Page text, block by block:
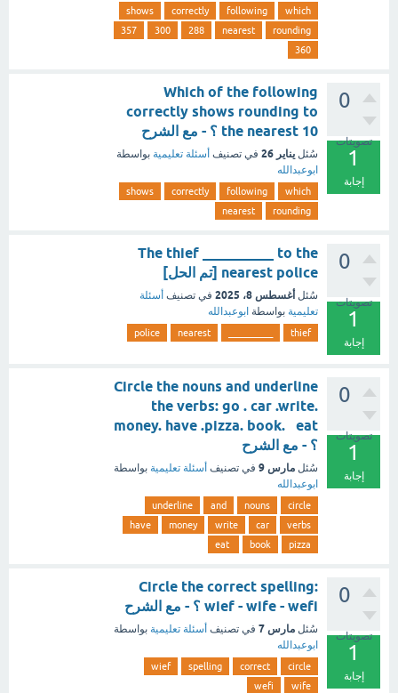
which
following
correctly
shows
rounding
nearest
288
300
357
360
0
تصويتات
1
إجابة
Which of the following
correctly shows rounding to
the nearest 10 ؟ - مع الشرح
سُئل يناير 26 في تصنيف أسئلة تعليمية بواسطة
ابوعبدالله
which
following
correctly
shows
rounding
nearest
0
تصويتات
1
إجابة
The thief __________ to the
nearest police [تم الحل]
سُئل أغسطس 8، 2025 في تصنيف أسئلة
تعليمية بواسطة ابوعبدالله
thief
nearest
police
0
تصويتات
1
إجابة
Circle the nouns and underline
the verbs: go . car .write.
money. have .pizza. book. eat
؟ - مع الشرح
سُئل مارس 9 في تصنيف أسئلة تعليمية بواسطة
ابوعبدالله
circle
nouns
and
underline
verbs
car
write
money
have
pizza
book
0
تصويتات
1
إجابة
Circle the correct spelling:
wief - wife - wefi ؟ - مع الشرح
سُئل مارس 7 في تصنيف أسئلة تعليمية بواسطة
ابوعبدالله
circle
correct
spelling
wief
wife
wefi